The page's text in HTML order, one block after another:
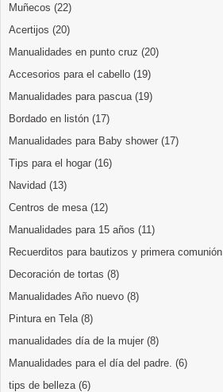
Muñecos (22)
Acertijos (20)
Manualidades en punto cruz (20)
Accesorios para el cabello (19)
Manualidades para pascua (19)
Bordado en listón (17)
Manualidades para Baby shower (17)
Tips para el hogar (16)
Navidad (13)
Centros de mesa (12)
Manualidades para 15 años (11)
Recuerditos para bautizos y primera comunión
Decoración de tortas (8)
Manualidades Año nuevo (8)
Pintura en Tela (8)
manualidades día de la mujer (8)
Manualidades para el día del padre. (6)
tips de belleza (6)